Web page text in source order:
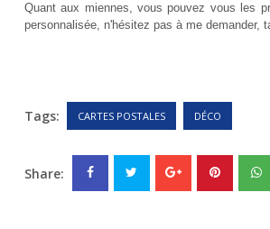
Quant aux miennes, vous pouvez vous les
personnalisée, n'hésitez pas à me demander,
Tags: CARTES POSTALES DÉCO
Share: